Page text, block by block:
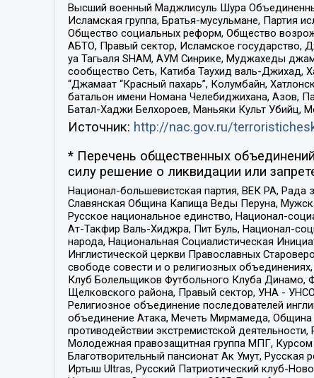
Высший военный Маджлисуль Шура
Исламская группа, Братья-мусульмане, Партия
Общество социальных реформ, Общество
АБТО, Правый сектор, Исламское государство,
уа Тагьаля SHAM, АУМ Синрике, Муджахеды
сообщество Сеть, Катиба Таухид валь-Джихад,
“Джамаат “Красный пахарь”, Колумбайн,
батальон имени Номана Челебиджихана, Азов,
Батал-Хаджи Белхороев, Маньяки Культ Убийц,
Источник: http://nac.gov.ru/
* Перечень общественных
силу решение о ликвидации или
Национал-большевистская партия, ВЕК РА,
Славянская Община Капища Веды Перуна,
Русское национальное единство, Национал-
Ат-Такфир Валь-Хиджра, Пит Буль, Национал-
народа, Национальная Социалистическая
Инглистической церкви Православных
свободе совести и о религиозных
Клуб Болельщиков Футбольного Клуба Динамо,
Щелковского района, Правый сектор, УНА -
Религиозное объединение последователей
объединение Атака, Мечеть Мирмамеда, Община
противодействии экстремистской
Молодежная правозащитная группа МПГ,
Благотворительный пансионат Ак Умут,
Иртыш Ultras, Русский Патриотический клуб-